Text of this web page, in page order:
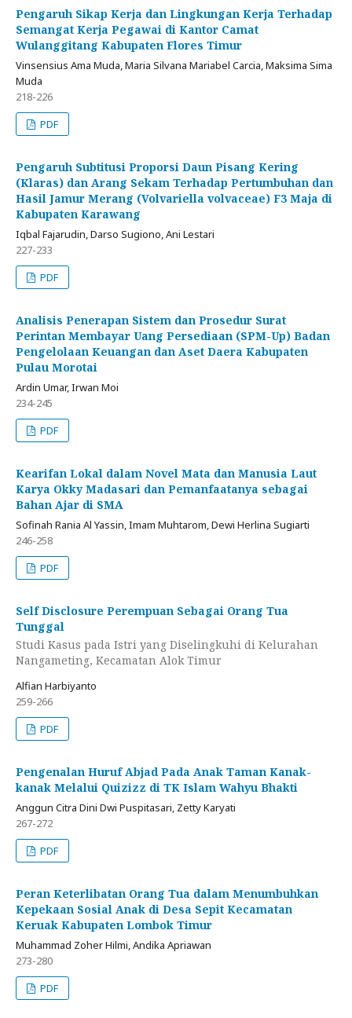
Pengaruh Sikap Kerja dan Lingkungan Kerja Terhadap
Semangat Kerja Pegawai di Kantor Camat
Wulanggitang Kabupaten Flores Timur
Vinsensius Ama Muda, Maria Silvana Mariabel Carcia, Maksima Sima
Muda
218-226
PDF
Pengaruh Subtitusi Proporsi Daun Pisang Kering
(Klaras) dan Arang Sekam Terhadap Pertumbuhan dan
Hasil Jamur Merang (Volvariella volvaceae) F3 Maja di
Kabupaten Karawang
Iqbal Fajarudin, Darso Sugiono, Ani Lestari
227-233
PDF
Analisis Penerapan Sistem dan Prosedur Surat
Perintan Membayar Uang Persediaan (SPM-Up) Badan
Pengelolaan Keuangan dan Aset Daera Kabupaten
Pulau Morotai
Ardin Umar, Irwan Moi
234-245
PDF
Kearifan Lokal dalam Novel Mata dan Manusia Laut
Karya Okky Madasari dan Pemanfaatanya sebagai
Bahan Ajar di SMA
Sofinah Rania Al Yassin, Imam Muhtarom, Dewi Herlina Sugiarti
246-258
PDF
Self Disclosure Perempuan Sebagai Orang Tua
Tunggal
Studi Kasus pada Istri yang Diselingkuhi di Kelurahan
Nangameting, Kecamatan Alok Timur
Alfian Harbiyanto
259-266
PDF
Pengenalan Huruf Abjad Pada Anak Taman Kanak-
kanak Melalui Quizizz di TK Islam Wahyu Bhakti
Anggun Citra Dini Dwi Puspitasari, Zetty Karyati
267-272
PDF
Peran Keterlibatan Orang Tua dalam Menumbuhkan
Kepekaan Sosial Anak di Desa Sepit Kecamatan
Keruak Kabupaten Lombok Timur
Muhammad Zoher Hilmi, Andika Apriawan
273-280
PDF